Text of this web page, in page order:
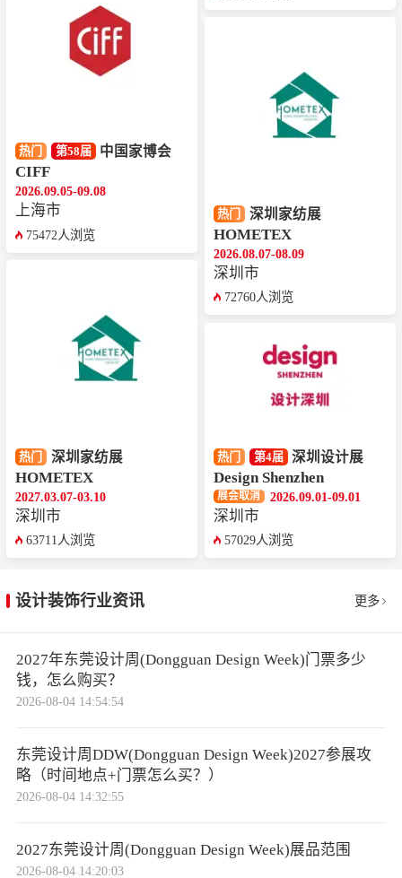
热门 第58届 中国家博会
CIFF
2026.09.05-09.08
上海市
75472人浏览
热门 深圳家纺展
HOMETEX
2027.03.07-03.10
深圳市
63711人浏览
热门 深圳家纺展
HOMETEX
2026.08.07-08.09
深圳市
72760人浏览
热门 第4届 深圳设计展
Design Shenzhen
展会取消 2026.09.01-09.01
深圳市
57029人浏览
设计装饰行业资讯 更多
2027年东莞设计周(Dongguan Design Week)门票多少
钱，怎么购买？
2026-08-04 14:54:54
东莞设计周DDW(Dongguan Design Week)2027参展攻
略（时间地点+门票怎么买？）
2026-08-04 14:32:55
2027东莞设计周(Dongguan Design Week)展品范围
2026-08-04 14:20:03